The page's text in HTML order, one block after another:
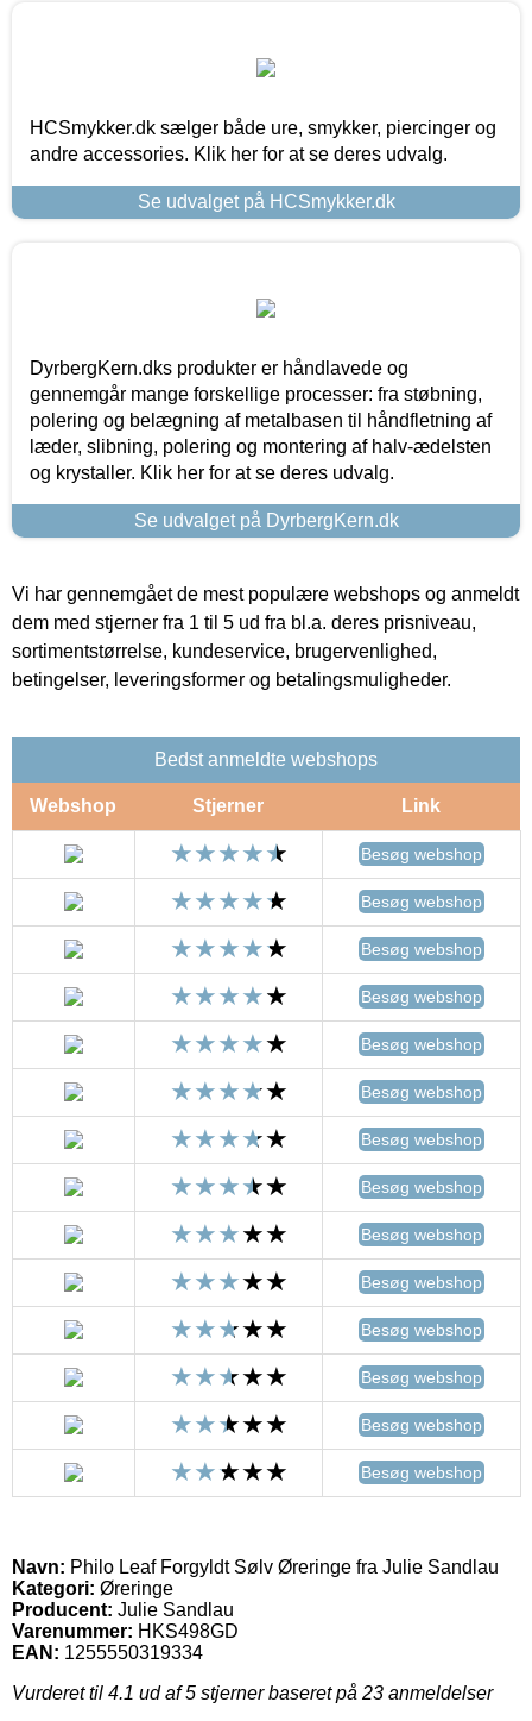
HCSmykker.dk sælger både ure, smykker, piercinger og
andre accessories. Klik her for at se deres udvalg.
Se udvalget på HCSmykker.dk
DyrbergKern.dks produkter er håndlavede og
gennemgår mange forskellige processer: fra støbning,
polering og belægning af metalbasen til håndfletning af
læder, slibning, polering og montering af halv-ædelsten
og krystaller. Klik her for at se deres udvalg.
Se udvalget på DyrbergKern.dk
Vi har gennemgået de mest populære webshops og anmeldt
dem med stjerner fra 1 til 5 ud fra bl.a. deres prisniveau,
sortimentstørrelse, kundeservice, brugervenlighed,
betingelser, leveringsformer og betalingsmuligheder.
Bedst anmeldte webshops
Webshop Stjerner Link
Besøg webshop
Besøg webshop
Besøg webshop
Besøg webshop
Besøg webshop
Besøg webshop
Besøg webshop
Besøg webshop
Besøg webshop
Besøg webshop
Besøg webshop
Besøg webshop
Besøg webshop
Besøg webshop
Navn: Philo Leaf Forgyldt Sølv Øreringe fra Julie Sandlau
Kategori: Øreringe
Producent: Julie Sandlau
Varenummer: HKS498GD
EAN: 1255550319334
Vurderet til 4.1 ud af 5 stjerner baseret på 23 anmeldelser